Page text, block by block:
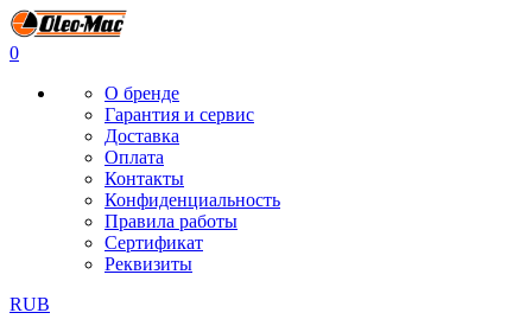
0
О бренде
Гарантия и сервис
Доставка
Оплата
Контакты
Конфиденциальность
Правила работы
Сертификат
Реквизиты
RUB